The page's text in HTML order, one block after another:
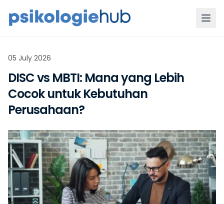
05 July 2026
DISC vs MBTI: Mana yang Lebih
Cocok untuk Kebutuhan
Perusahaan?